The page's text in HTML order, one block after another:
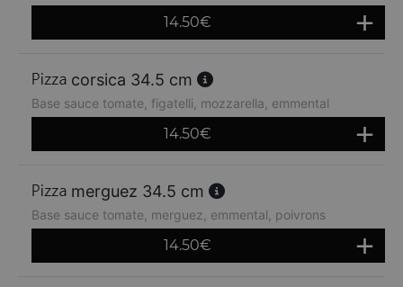
14.50€
corsica 34.5 cm
Base sauce tomate, figatelli, mozzarella, emmental
14.50€
merguez 34.5 cm
Base sauce tomate, merguez, emmental, poivrons
14.50€